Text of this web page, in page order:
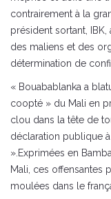
contrairement à la
président sortant,
des maliens et des
détermination de
« Bouabablanka a
coopté » du Mali en
clou dans la tête de
déclaration publique
».Exprimées en
Mali, ces offensantes
moulées dans le